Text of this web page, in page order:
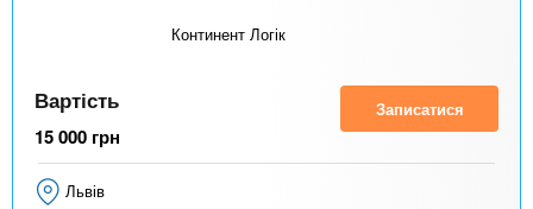
Континент Логік
Вартість
15 000 грн
Записатися
Львів